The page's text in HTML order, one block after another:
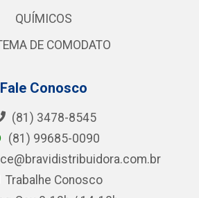
QUÍMICOS
DE COMODATO
Fale Conosco
(81) 3478-8545
(81) 99685-0090
Trabalhe Conosco